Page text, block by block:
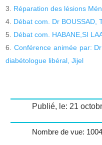
Réparation des lésions
Débat com. Dr BOUSSAD,
Débat com. HABANE,SI
Conférence animée par:
diabétologue libéral, Jijel
Publié, le: 21
Nombre de vue: